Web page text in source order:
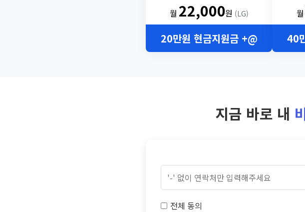
월 22,000원 (LG)
20만원 현금지원금 +@ 40
지금 바로 내
전체 동의